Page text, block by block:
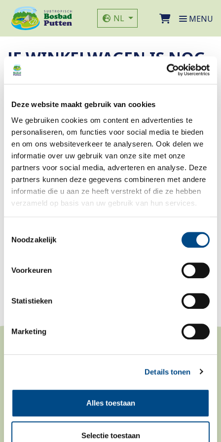
Deze website maakt gebruik van cookies
We gebruiken cookies om content en advertenties te
personaliseren, om functies voor social media te bieden
en om ons websiteverkeer te analyseren. Ook delen we
informatie over uw gebruik van onze site met onze
partners voor social media, adverteren en analyse. Deze
partners kunnen deze gegevens combineren met andere
informatie die u aan ze heeft verstrekt of die ze hebben
verzameld op basis van uw gebruik van hun services.
Noodzakelijk
Voorkeuren
Statistieken
Marketing
Details tonen
Alles toestaan
Selectie toestaan
Direct naar de inhoud van de pagina
Website taal
NL MENU
JE WINKELWAGEN IS NOG
LEEG!
Klik hier om naar de webshop te gaan.
NAAR TICKETOVERZICHT
3881 LJ Putten